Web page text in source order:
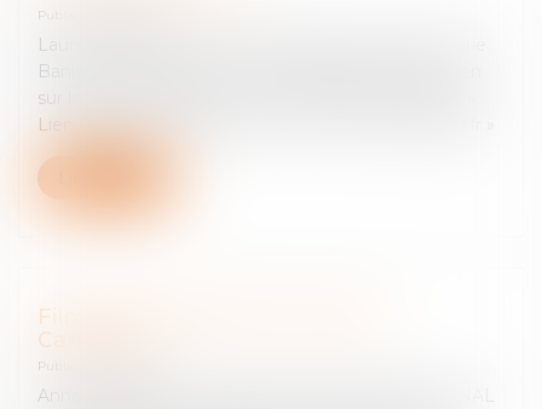
Publié le :
Laurent MERLET, avocat de Monsieur François-Marie
Banier dans le cadre de l’ « affaire Bettencourt » Lien
sur le site « lesechos.fr » Lien sur le site « lefigaro.fr »
Lien sur le site « lemonde.fr » Lien sur le site « lejdd.fr »
Film « New York 1997 » de John
Carpenter
Publié le :
Anne BOISSARD, avocat de la société STUDIOCANAL